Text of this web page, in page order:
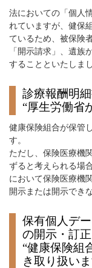
法においての「個人
れていますが、健保
ているため、被保険
「開示請求」、遺族
することといたしまし
診療報酬明
“厚生労働省
健康保険組合が保管
す。
ただし、保険医療機
ずると考えられる場
において保険医療機
開示または開示でき
保有個人デ
の開示・訂
“健康保険組
き取り扱い